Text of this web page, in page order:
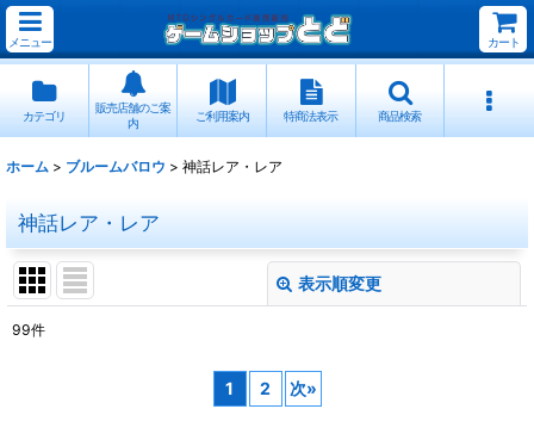
メニュー カート
カテゴリ
販売店舗のご案
内
ご利用案内 特商法表示 商品検索
ホーム > ブルームバロウ > 神話レア・レア
神話レア・レア
表示順変更
99件
1 2 次»